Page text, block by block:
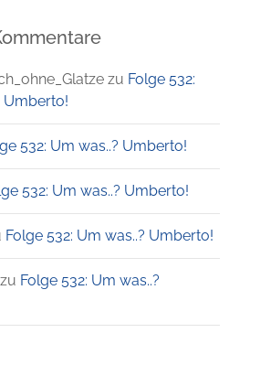
zu Folge 532:
Umberto!
532: Um was..? Umberto!
532: Um was..? Umberto!
Folge 532: Um was..? Umberto!
Folge 532: Um was..?